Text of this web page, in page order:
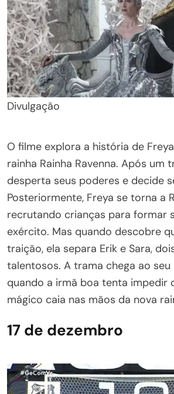
Divulgação
O filme explora a história de
rainha Rainha Ravenna. Após um
desperta seus poderes e decide
Posteriormente, Freya se torna a
recrutando crianças para formar
exército. Mas quando descobre
traição, ela separa Erik e Sara,
talentosos. A trama chega ao
quando a irmã boa tenta impedir
mágico caia nas mãos da nova
17 de dezembro